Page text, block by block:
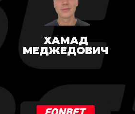
ХАМАД
МЕДЖЕДОВИЧ